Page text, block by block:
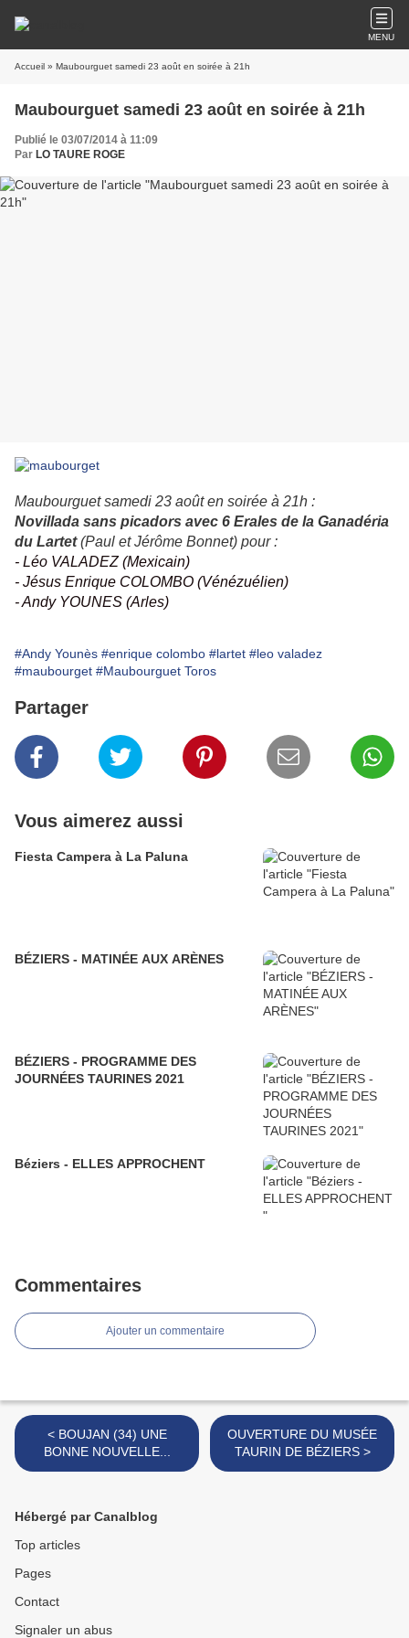
MENU
Accueil » Maubourguet samedi 23 août en soirée à 21h
Maubourguet samedi 23 août en soirée à 21h
Publié le 03/07/2014 à 11:09
Par LO TAURE ROGE
Maubourguet samedi 23 août en soirée à 21h :
Novillada sans picadors avec 6 Erales de la Ganadéria
du Lartet(Paul et Jérôme Bonnet) pour :
- Léo VALADEZ (Mexicain)
- Jésus Enrique COLOMBO (Vénézuélien)
- Andy YOUNES (Arles)
#Andy Younès #enrique colombo #lartet #leo valadez
#maubourget #Maubourguet Toros
Partager
Vous aimerez aussi
Fiesta Campera à La Paluna
BÉZIERS - MATINÉE AUX ARÈNES
BÉZIERS - PROGRAMME DES
JOURNÉES TAURINES 2021
Béziers - ELLES APPROCHENT
Commentaires
Ajouter un commentaire
< BOUJAN (34) UNE
BONNE NOUVELLE...
OUVERTURE DU MUSÉE
TAURIN DE BÉZIERS >
Hébergé par Canalblog
Top articles
Pages
Contact
Signaler un abus